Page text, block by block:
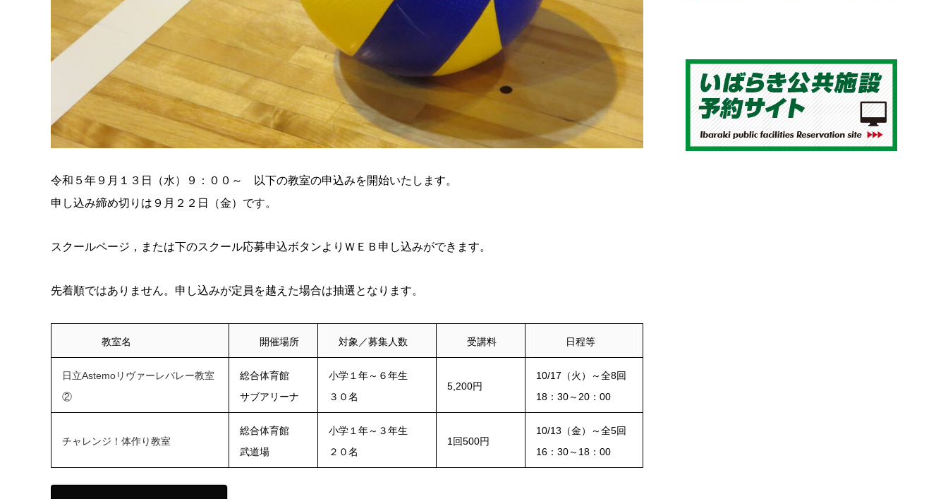
令和５年９月１３日（水）９：００～ 以下の教室の申込みを開始いたします。
申し込み締め切りは９月２２日（金）です。
スクールページ，または下のスクール応募申込ボタンよりＷＥＢ申し込みができます。
先着順ではありません。申し込みが定員を越えた場合は抽選となります。
教室名 開催場所 対象／募集人数 受講料 日程等
日立Astemoリヴァーレバレー教室
②
総合体育館
サブアリーナ
小学１年～６年生
３０名
5,200円
10/17（火）～全8回
18：30～20：00
チャレンジ！体作り教室
総合体育館
武道場
小学１年～３年生
２０名
1回500円
10/13（金）～全5回
16：30～18：00